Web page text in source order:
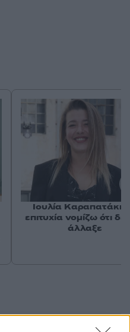
Ιουλία
επιτυχία νομίζω ότι
άλλαξε